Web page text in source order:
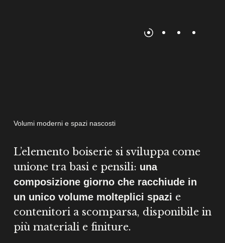
Volumi moderni e spazi nascosti
L’elemento boiserie si sviluppa come
unione tra basi e pensili: una
composizione giorno che racchiude in
un unico volume molteplici spazi e
contenitori a scomparsa, disponibile in
più materiali e finiture.